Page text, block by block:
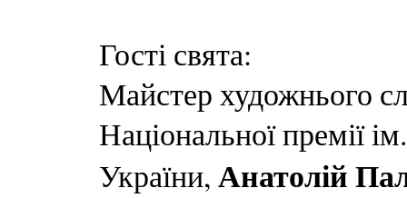
Гості свята:
Майстер художнього
Національної премії
України, Анатолій